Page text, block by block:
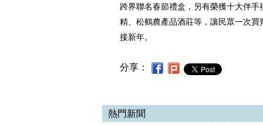
跨界聯名春節禮盒，另有榮獲十大伴
精、松鶴農產品酒莊等，讓民眾一次
接新年。
分享：
熱門新聞